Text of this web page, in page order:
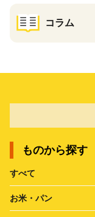
コラム
ものから探す
すべて
お米・パン